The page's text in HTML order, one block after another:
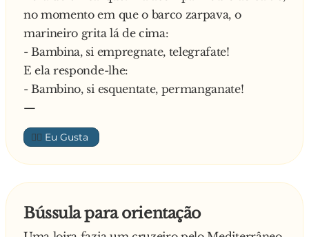
no momento em que o barco zarpava, o
marineiro grita lá de cima:
- Bambina, si empregnate, telegrafate!
E ela responde-lhe:
- Bambino, si esquentate, permanganate!
—
👍🏼
Bússula para orientação